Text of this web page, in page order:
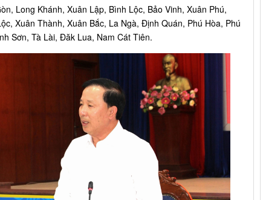
Long Khánh, Xuân Lập, Bình Lộc, Bảo Vinh, Xuân Phú,
Xuân Thành, Xuân Bắc, La Ngà, Định Quán, Phú Hòa, Phú
Sơn, Tà Lài, Đăk Lua, Nam Cát Tiên.